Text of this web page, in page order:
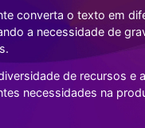
de IA >
>
converta o texto em
a necessidade de
de recursos e
necessidades na